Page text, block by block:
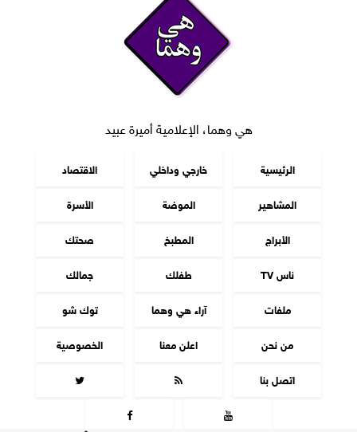
هي وهما، الإعلامية أميرة عبيد
الرئيسية خارجي وداخلي
الاقتصاد
المشاهير
الموضة
الأسرة
الأبراج
المطبخ
صحتك
ناس TV
طفلك
جمالك
ملفات
آراء هي وهما
توك شو
من نحن
اعلن معنا
الخصوصية
اتصل بنا



